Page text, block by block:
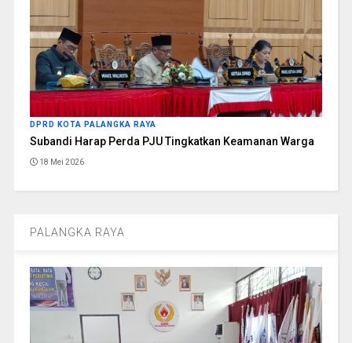
DPRD KOTA PALANGKA RAYA
Subandi Harap Perda PJU Tingkatkan Keamanan Warga
18 Mei 2026
PALANGKA RAYA